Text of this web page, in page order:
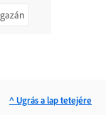
^ Ugrás a lap tetejére